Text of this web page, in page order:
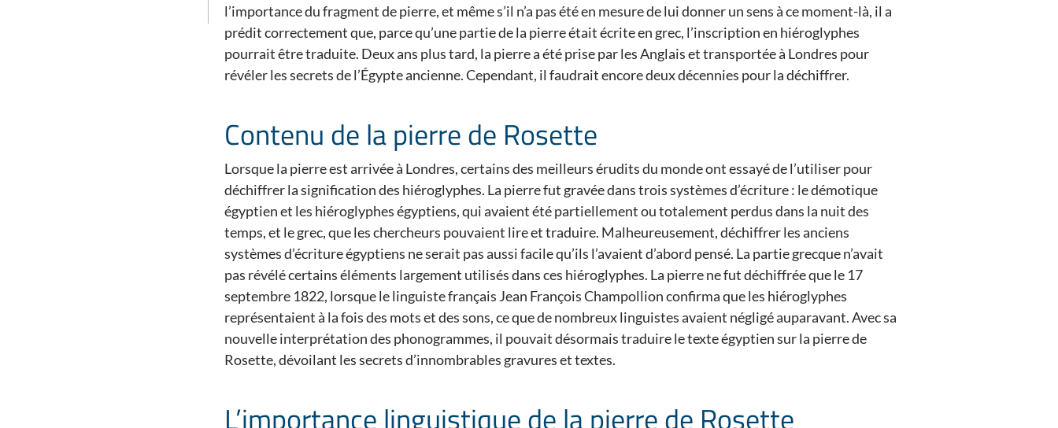
l’importance du fragment de pierre, et même s’il n’a pas été en mesure de lui donner un sens à ce moment-là, il a
prédit correctement que, parce qu’une partie de la pierre était écrite en grec, l’inscription en hiéroglyphes
pourrait être traduite. Deux ans plus tard, la pierre a été prise par les Anglais et transportée à Londres pour
révéler les secrets de l’Égypte ancienne. Cependant, il faudrait encore deux décennies pour la déchiffrer.
Contenu de la pierre de Rosette
Lorsque la pierre est arrivée à Londres, certains des meilleurs érudits du monde ont essayé de l’utiliser pour
déchiffrer la signification des hiéroglyphes. La pierre fut gravée dans trois systèmes d’écriture : le démotique
égyptien et les hiéroglyphes égyptiens, qui avaient été partiellement ou totalement perdus dans la nuit des
temps, et le grec, que les chercheurs pouvaient lire et traduire. Malheureusement, déchiffrer les anciens
systèmes d’écriture égyptiens ne serait pas aussi facile qu’ils l’avaient d’abord pensé. La partie grecque n’avait
pas révélé certains éléments largement utilisés dans ces hiéroglyphes. La pierre ne fut déchiffrée que le 17
septembre 1822, lorsque le linguiste français Jean François Champollion confirma que les hiéroglyphes
représentaient à la fois des mots et des sons, ce que de nombreux linguistes avaient négligé auparavant. Avec sa
nouvelle interprétation des phonogrammes, il pouvait désormais traduire le texte égyptien sur la pierre de
Rosette, dévoilant les secrets d’innombrables gravures et textes.
L’importance linguistique de la pierre de Rosette